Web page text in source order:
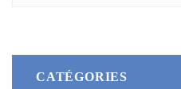
CATÉGORIES